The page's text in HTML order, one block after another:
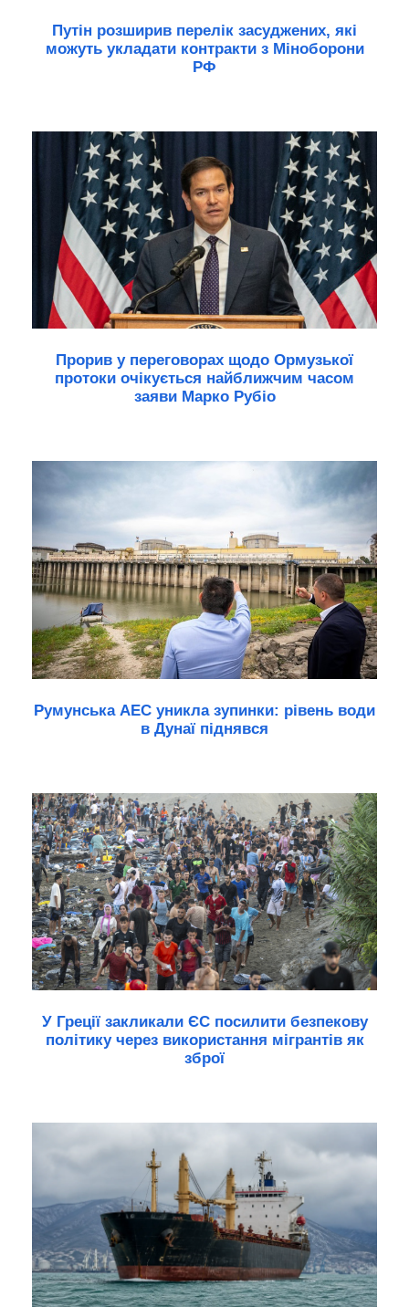
Путін розширив перелік засуджених, які
можуть укладати контракти з Міноборони
РФ
Прорив у переговорах щодо Ормузької
протоки очікується найближчим часом
заяви Марко Рубіо
Румунська АЕС уникла зупинки: рівень води
в Дунаї піднявся
У Греції закликали ЄС посилити безпекову
політику через використання мігрантів як
зброї